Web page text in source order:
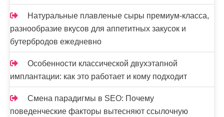
Натуральные плавленые сыры премиум-класса,
разнообразие вкусов для аппетитных закусок и
бутербродов ежедневно
Особенности классической двухэтапной
имплантации: как это работает и кому подходит
Смена парадигмы в SEO: Почему
поведенческие факторы вытесняют ссылочную